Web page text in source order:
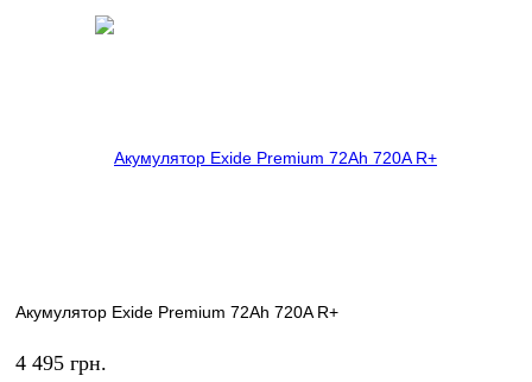
Акумулятор Exide Premium 72Ah 720A R+
4 495 грн.